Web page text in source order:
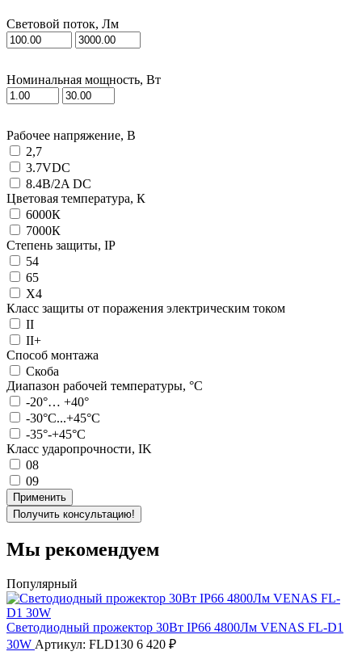
Световой поток, Лм
Номинальная мощность, Вт
Рабочее напряжение, В
2,7
3.7VDC
8.4В/2A DC
Цветовая температура, К
6000К
7000К
Степень защиты, IP
54
65
X4
Класс защиты от поражения электрическим током
II
II+
Способ монтажа
Скоба
Диапазон рабочей температуры, °С
-20°… +40°
-30°C...+45°C
-35°-+45°C
Класс ударопрочности, IK
08
09
Применить
Получить консультацию!
Мы рекомендуем
Популярный
Cветодиодный прожектор 30Вт IP66 4800Лм VENAS FL-D1
30W Артикул: FLD130 6 420 ₽